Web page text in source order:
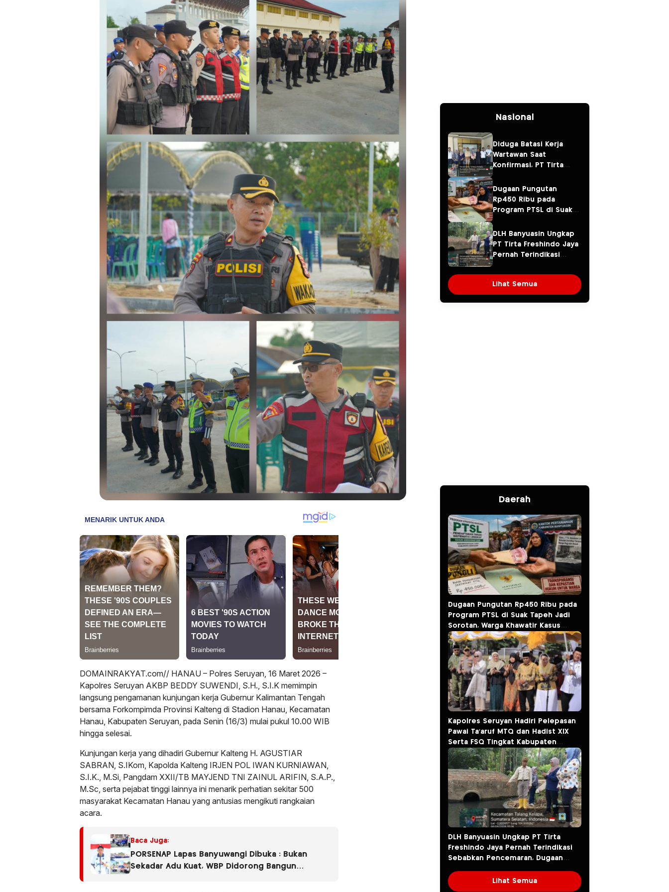
DOMAINRAKYAT.com// HANAU – Polres Seruyan, 16 Maret 2026 –
Kapolres Seruyan AKBP BEDDY SUWENDI, S.H., S.I.K memimpin
langsung pengamanan kunjungan kerja Gubernur Kalimantan Tengah
bersama Forkompimda Provinsi Kalteng di Stadion Hanau, Kecamatan
Hanau, Kabupaten Seruyan, pada Senin (16/3) mulai pukul 10.00 WIB
hingga selesai.
Kunjungan kerja yang dihadiri Gubernur Kalteng H. AGUSTIAR
SABRAN, S.IKom, Kapolda Kalteng IRJEN POL IWAN KURNIAWAN,
S.I.K., M.Si, Pangdam XXII/TB MAYJEND TNI ZAINUL ARIFIN, S.A.P.,
M.Sc, serta pejabat tinggi lainnya ini menarik perhatian sekitar 500
masyarakat Kecamatan Hanau yang antusias mengikuti rangkaian
acara.
Baca Juga:
PORSENAP Lapas Banyuwangi Dibuka : Bukan
Sekadar Adu Kuat, WBP Didorong Bangun
Nasional
Diduga Batasi Kerja
Wartawan Saat
Konfirmasi, PT Tirta
Sorotan
Dugaan Pungutan
Rp450 Ribu pada
Program PTSL di Suak
Warga Khawatir Kasus
Sembawa Terulang
DLH Banyuasin Ungkap
PT Tirta Freshindo Jaya
Pernah Terindikasi
Dugaan Limbah Kembali
Diselidiki
Lihat Semua
Daerah
Dugaan Pungutan Rp450 Ribu pada
Program PTSL di Suak Tapeh Jadi
Sorotan, Warga Khawatir Kasus
Sembawa Terulang
Kapolres Seruyan Hadiri Pelepasan
Pawai Ta’aruf MTQ dan Hadist XlX
Serta FSQ Tingkat Kabupaten
Seruyan Tahun 2026.
DLH Banyuasin Ungkap PT Tirta
Freshindo Jaya Pernah Terindikasi
Sebabkan Pencemaran, Dugaan
Lihat Semua